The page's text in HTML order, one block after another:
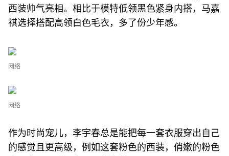
西装帅气亮相。相比于模特低领黑色紧身内搭，马嘉
祺选择搭配高领白色毛衣，多了份少年感。
网络
网络
作为时尚宠儿，李宇春总是能把每一套衣服穿出自己
的感觉且更高级，例如这套粉色的西装，俏嫩的粉色